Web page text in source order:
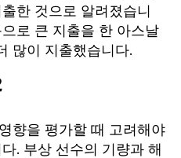
한 것으로 알려졌습니
로 큰 지출을 한 아스날
많이 지출했습니다.
향을 평가할 때 고려해야
. 부상 선수의 기량과 해